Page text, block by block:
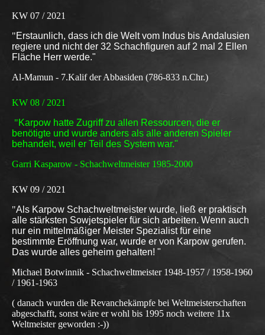
KW 07 / 2021
"Erstaunlich, dass ich die Welt vom Indus bis Andalusien
regiere und nicht der 32 Schachfiguren auf 2 mal 2 Ellen
Fläche Herr werde."
Al-Mamun - 7.Kalif der Abbasiden (786-833 n.Chr.)
KW 08 / 2021
"Karpow hatte Zugriff zu allen Ressourcen, die er
benötigte und wurde anders als alle anderen Spieler
behandelt, weil er Teil des System war."
Garri Kasparow - Schachweltmeister 1985-2000
KW 09 / 2021
"Als Karpow Schachweltmeister wurde, ließ er praktisch
alle stärksten Sowjetspieler für sich arbeiten. Wenn auch
nur ein mittelmäßiger Meister Spezialist für eine
bestimmte Eröffnung war, wurde er von Karpow gerufen.
Das wurde alles geheim gehalten! "
Michael Botwinnik - Schachweltmeister 1948-1957 / 1958-1960
/ 1961-1963
( danach wurden die Revanchekämpfe bei Weltmeisterschaften
abgeschafft, sonst wäre er wohl bis 1995 noch weitere 11x
Weltmeister geworden :-))